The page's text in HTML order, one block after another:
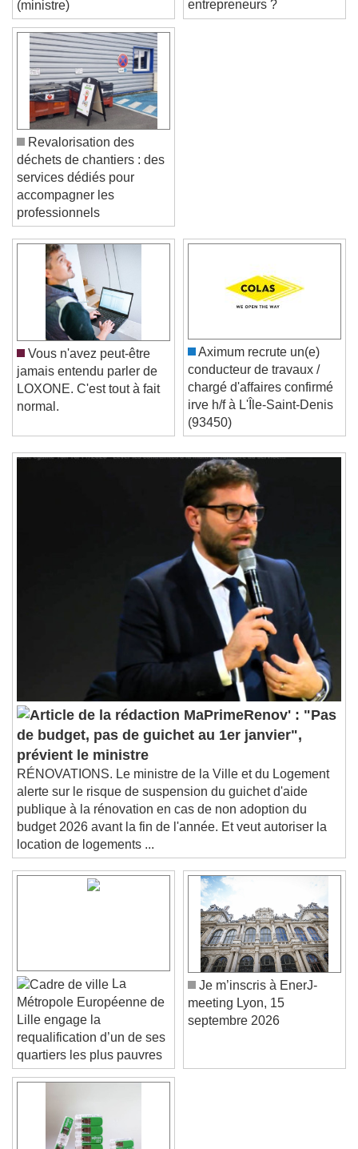
Video Player is loading.
Play Video
Play
Skip Backward
Skip Forward
Unmute
Current Time0:00
/
Duration-:-
Loaded: 0%
Stream Type
LIVE
Seek to live, currently behind live LIVE
, selected
subtitles settings
, opens subtitles
subtitles off, selected
Picture-in-Picture
Fullscreen
This is a modal window.
Beginning of dialog window. Escape will cancel
and close the window.
Text
Color Opacity
Text Background
Color Opacity
Caption Area Background
Text Edge Style
Font Family
Close Modal Dialog
End of dialog window.
(ministre)
entrepreneurs ?
Revalorisation des
déchets de chantiers : des
services dédiés pour
accompagner les
professionnels
Vous n'avez peut-être
jamais entendu parler de
LOXONE. C'est tout à fait
Aximum recrute un(e)
conducteur de travaux /
chargé d'affaires confirmé
irve h/f à L'Île-Saint-Denis
(93450)
MaPrimeRenov' : "Pas
de budget, pas de guichet au 1er janvier",
prévient le ministre
RÉNOVATIONS. Le ministre de la Ville et du Logement
alerte sur le risque de suspension du guichet d'aide
publique à la rénovation en cas de non adoption du
budget 2026 avant la fin de l'année. Et veut autoriser la
location de logements ...
La
Métropole Européenne de
Lille engage la
requalification d’un de ses
quartiers les plus pauvres
Je m’inscris à EnerJ-
meeting Lyon, 15